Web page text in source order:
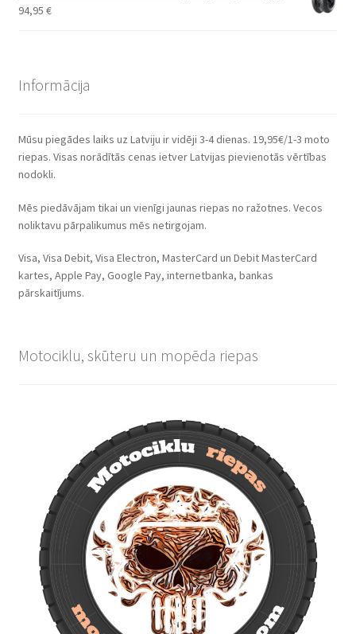
94,95 €
Informācija
Mūsu piegādes laiks uz Latviju ir vidēji 3-4 dienas. 19,95€/1-3 moto
riepas. Visas norādītās cenas ietver Latvijas pievienotās vērtības
nodokli.
Mēs piedāvājam tikai un vienīgi jaunas riepas no ražotnes. Vecos
noliktavu pārpalikumus mēs netirgojam.
Visa, Visa Debit, Visa Electron, MasterCard un Debit MasterCard
kartes, Apple Pay, Google Pay, internetbanka, bankas
pārskaitījums.
Motociklu, skūteru un mopēda riepas